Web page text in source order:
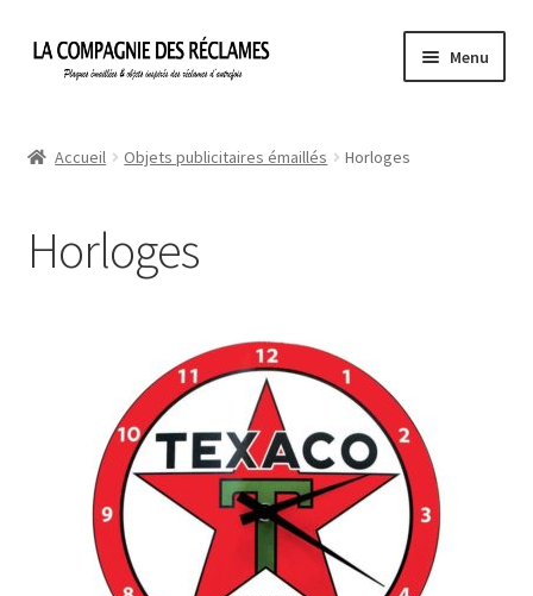
Aller
Aller
Menu
Informations légales
Mon Panier
Politique de confidentialité
Une histoire de plaques émaillées
Accueil Objets publicitaires émaillés Horloges
Horloges